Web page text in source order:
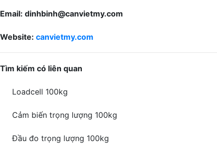
Email: dinhbinh@canvietmy.com
Website: canvietmy.com
Tìm kiếm có liên quan
Loadcell 100kg
Cảm biến trọng lượng 100kg
Đầu đo trọng lượng 100kg